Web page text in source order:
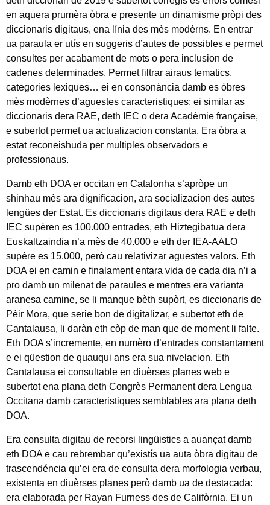
en aquera prumèra òbra e presente un dinamisme pròpi des
diccionaris digitaus, ena línia des mès modèrns. En entrar
ua paraula er utís en suggeris d’autes de possibles e permet
consultes per acabament de mots o pera inclusion de
cadenes determinades. Permet filtrar airaus tematics,
categories lexiques… ei en consonància damb es òbres
mès modèrnes d’aguestes caracteristiques; ei similar as
diccionaris dera RAE, deth IEC o dera Académie française,
e subertot permet ua actualizacion constanta. Era òbra a
estat reconeishuda per multiples observadors e
professionaus.
Damb eth DOA er occitan en Catalonha s’apròpe un
shinhau mès ara dignificacion, ara socializacion des autes
lengües der Estat. Es diccionaris digitaus dera RAE e deth
IEC supèren es 100.000 entrades, eth Hiztegibatua dera
Euskaltzaindia n’a mès de 40.000 e eth der IEA-AALO
supère es 15.000, però cau relativizar aguestes valors. Eth
DOA ei en camin e finalament entara vida de cada dia n’i a
pro damb un milenat de paraules e mentres era varianta
aranesa camine, se li manque bèth supòrt, es diccionaris de
Pèir Mora, que serie bon de digitalizar, e subertot eth de
Cantalausa, li daràn eth còp de man que de moment li falte.
Eth DOA s’incremente, en numèro d’entrades constantament
e ei qüestion de quauqui ans era sua nivelacion. Eth
Cantalausa ei consultable en diuèrses planes web e
subertot ena plana deth Congrès Permanent dera Lengua
Occitana damb caracteristiques semblables ara plana deth
DOA.
Era consulta digitau de recorsi lingüistics a auançat damb
eth DOA e cau rebrembar qu’existís ua auta òbra digitau de
trascendéncia qu’ei era de consulta dera morfologia verbau,
existenta en diuèrses planes però damb ua de destacada:
era elaborada per Rayan Furness des de Califòrnia. Ei un